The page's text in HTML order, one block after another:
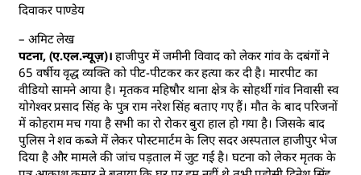
दिवाकर पाण्डेय
– अमिट लेख
पटना, (ए.एल.न्यूज़)। हाजीपुर में जमीनी विवाद को लेकर गांव के दबंगों ने
65 वर्षीय वृद्ध व्यक्ति को पीट-पीटकर कर हत्या कर दी है। मारपीट का
वीडियो सामने आया है। मृतकव महिषौर थाना क्षेत्र के सोहर्थी गांव निवासी स्व
योगेश्वर प्रसाद सिंह के पुत्र राम नरेश सिंह बताए गए हैं। मौत के बाद परिजनों
में कोहराम मच गया है सभी का रो रोकर बुरा हाल हो गया है। जिसके बाद
पुलिस ने शव कब्जे में लेकर पोस्टमार्टम के लिए सदर अस्पताल हाजीपुर भेज
दिया है और मामले की जांच पड़ताल में जुट गई है। घटना को लेकर मृतक के